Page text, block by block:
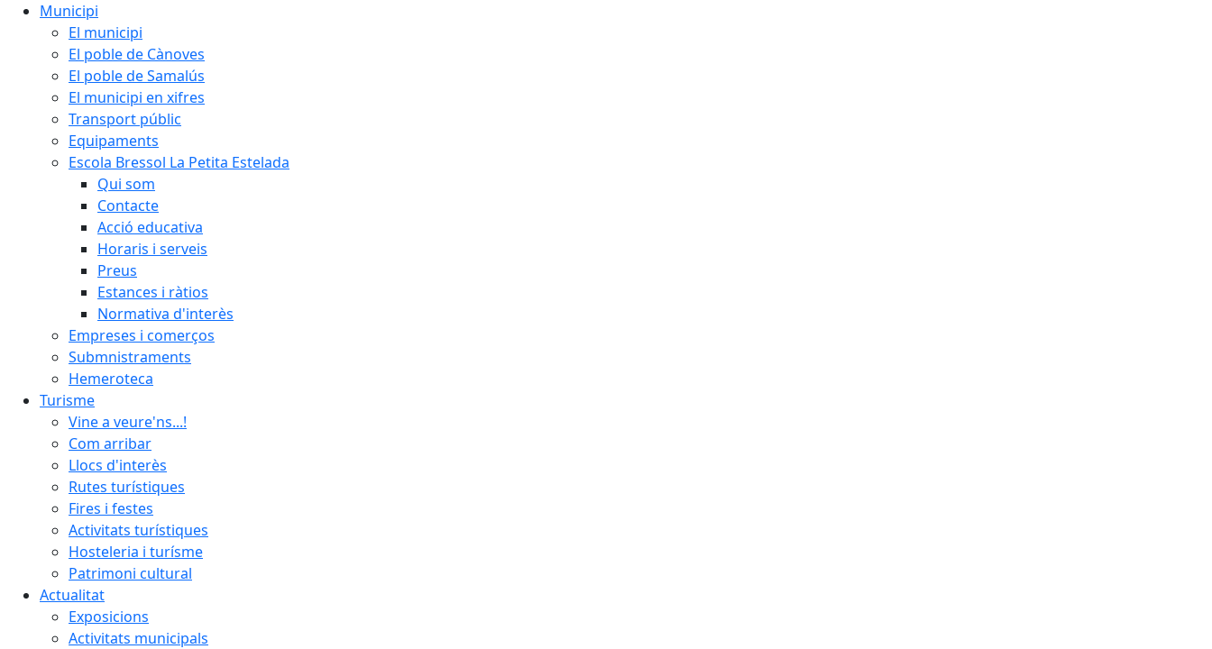
Municipi
El municipi
El poble de Cànoves
El poble de Samalús
El municipi en xifres
Transport públic
Equipaments
Escola Bressol La Petita Estelada
Qui som
Contacte
Acció educativa
Horaris i serveis
Preus
Estances i ràtios
Normativa d'interès
Empreses i comerços
Submnistraments
Hemeroteca
Turisme
Vine a veure'ns...!
Com arribar
Llocs d'interès
Rutes turístiques
Fires i festes
Activitats turístiques
Hosteleria i turísme
Patrimoni cultural
Actualitat
Exposicions
Activitats municipals